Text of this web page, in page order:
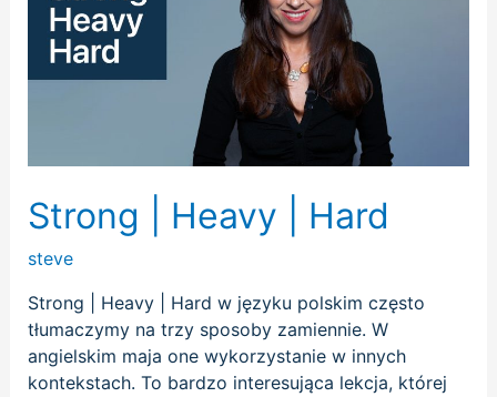
Strong | Heavy | Hard
steve
Strong | Heavy | Hard w języku polskim często
tłumaczymy na trzy sposoby zamiennie. W
angielskim maja one wykorzystanie w innych
kontekstach. To bardzo interesująca lekcja, której
Hard